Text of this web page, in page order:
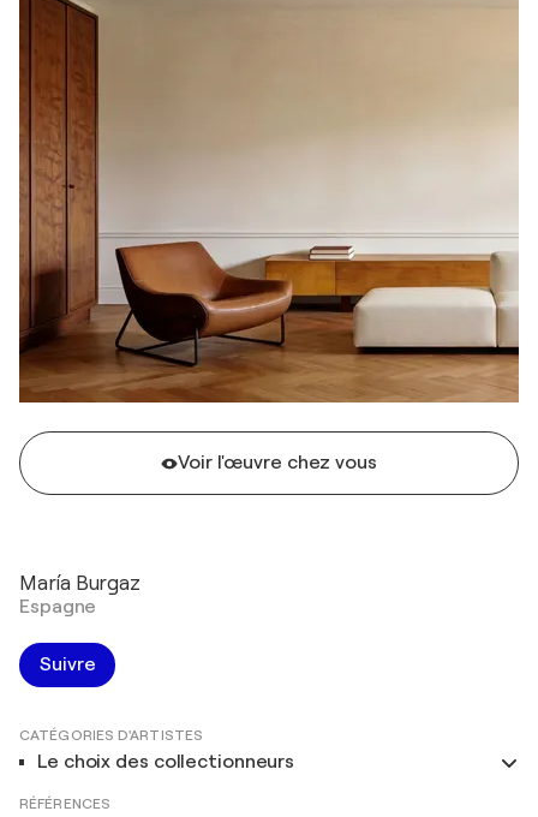
Voir l'œuvre chez vous
María Burgaz
Espagne
Suivre
CATÉGORIES D'ARTISTES
Le choix des collectionneurs
RÉFÉRENCES